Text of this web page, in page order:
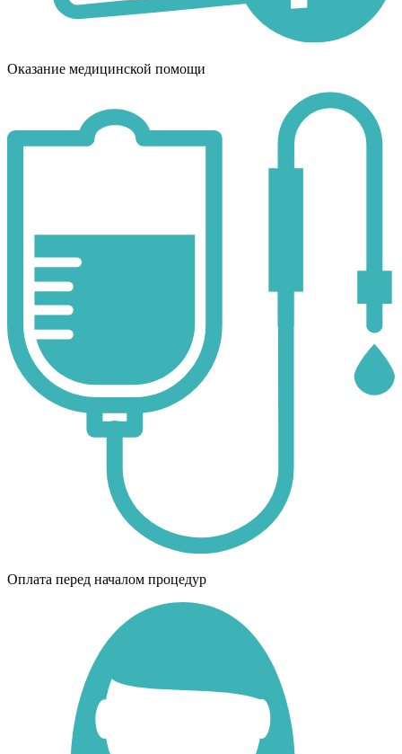
Оказание медицинской помощи
Оплата перед началом процедур